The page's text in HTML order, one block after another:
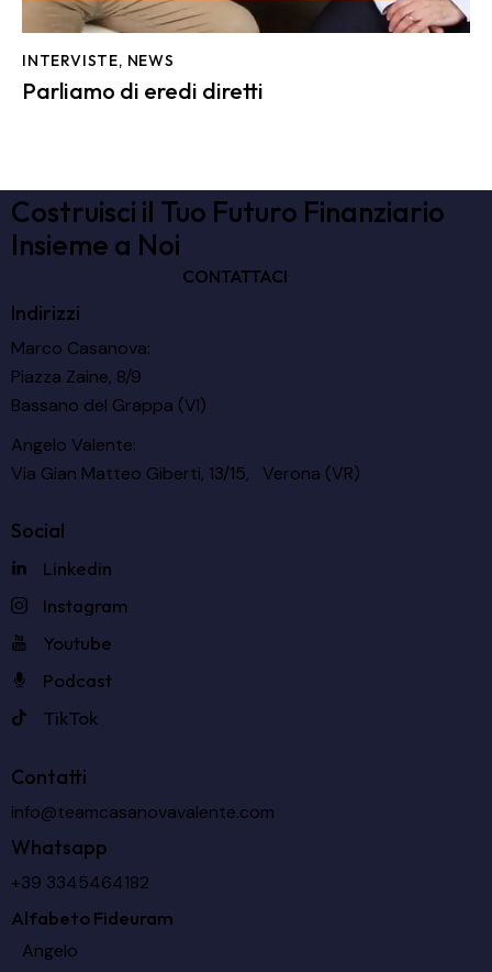
INTERVISTE, NEWS
Parliamo di eredi diretti
Costruisci il Tuo Futuro Finanziario
Insieme a Noi
CONTATTACI
Indirizzi
Marco Casanova:
Piazza Zaine, 8/9
Bassano del Grappa (VI)
Angelo Valente:
Via Gian Matteo Giberti, 13/15, Verona (VR)
Social
Linkedin
Instagram
Youtube
Podcast
TikTok
Contatti
info@teamcasanovavalente.com
Whatsapp
+39 3345464182
Alfabeto Fideuram
Angelo